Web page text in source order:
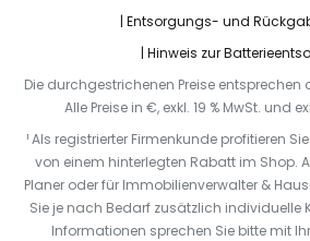
Entsorgungs- und
Hinweis zur
Die durchgestrichenen Preise entsprechen
Alle Preise in €, exkl. 19 % MwSt. und
¹ Als registrierter Firmenkunde profitieren
von einem hinterlegten Rabatt im Shop.
Planer oder für Immobilienverwalter &
Sie je nach Bedarf zusätzlich individuelle
Informationen sprechen Sie bitte mit